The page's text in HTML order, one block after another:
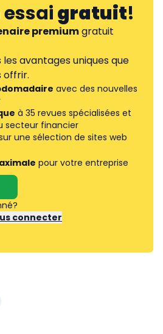
gratuit!
premiumgratuit
avantages uniques que
offrir.
avec des nouvelles
à 35 revues spécialisées et
secteur financier
une sélection de sites web
pour votre entreprise
connecter